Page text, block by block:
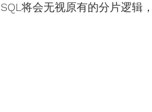
将会无视原有的分片逻辑